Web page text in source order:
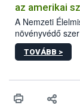
az amerikai
A Nemzeti
növényvédő
engedélyokiratát
egészen a
érésű
felhasználók
TOVÁBB >